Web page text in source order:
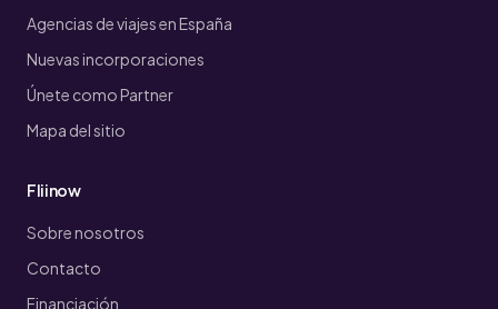
Agencias de viajes en España
Nuevas incorporaciones
Únete como Partner
Mapa del sitio
Fliinow
Sobre nosotros
Contacto
Financiación